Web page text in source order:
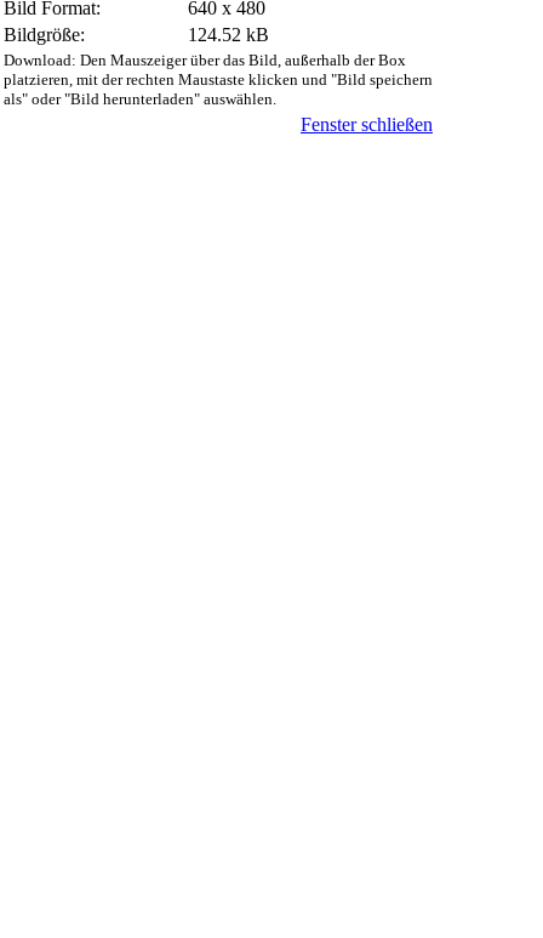
Bild Format:
640 x 480
Bildgröße:
124.52 kB
Download: Den Mauszeiger über das Bild, außerhalb der Box
platzieren, mit der rechten Maustaste klicken und "Bild speichern
als" oder "Bild herunterladen" auswählen.
Fenster schließen